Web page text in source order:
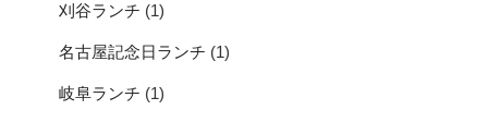
刈谷ランチ (1)
名古屋記念日ランチ (1)
岐阜ランチ (1)